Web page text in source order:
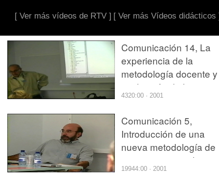
[ Ver más vídeos de RTV ] [ Ver más Vídeos didácticos
Comunicación 14, La
experiencia de la
metodología docente y
evaluación de la
asignatura
(JIE)
4320:00 · 2001
Comunicación 5,
Introducción de una
nueva metodología de
enseñanza para la
asignatura
19944:00 · 2001